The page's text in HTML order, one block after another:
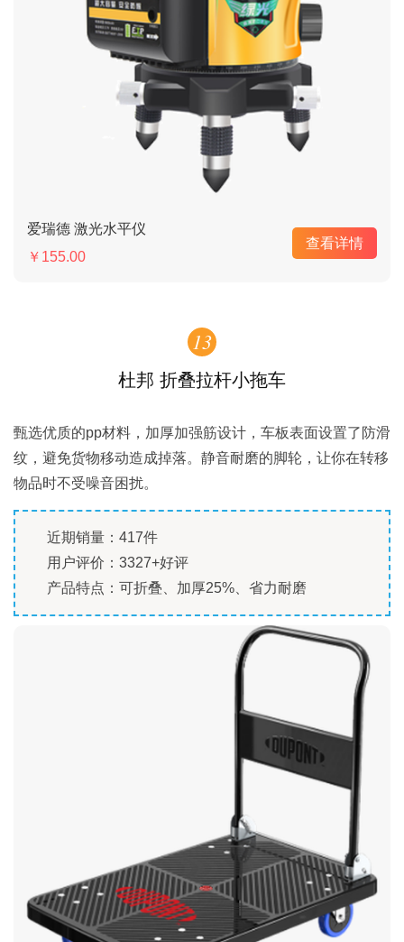
爱瑞德 激光水平仪
￥155.00
查看详情
13
杜邦 折叠拉杆小拖车
甄选优质的pp材料，加厚加强筋设计，车板表面设置了防滑
纹，避免货物移动造成掉落。静音耐磨的脚轮，让你在转移
物品时不受噪音困扰。
近期销量：417件
用户评价：3327+好评
产品特点：可折叠、加厚25%、省力耐磨